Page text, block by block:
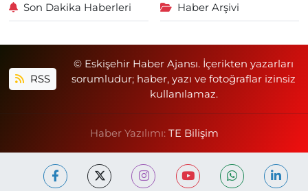
Son Dakika Haberleri Haber Arşivi
RSS
© Eskişehir Haber Ajansı. İçerikten yazarları
sorumludur; haber, yazı ve fotoğraflar izinsiz
kullanılamaz.
Haber Yazılımı: TE Bilişim